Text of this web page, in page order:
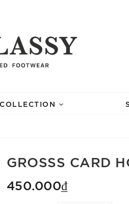
COLLECTION
GROSSS CARD
450.000₫